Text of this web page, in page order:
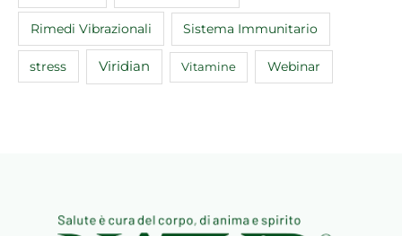
Rimedi Vibrazionali Sistema Immunitario
stress Viridian Vitamine Webinar